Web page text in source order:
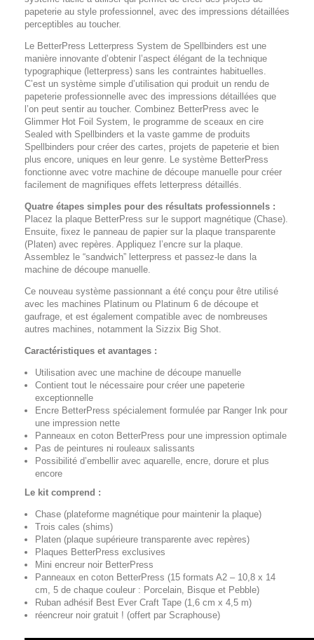
papeterie au style professionnel, avec des impressions détaillées
perceptibles au toucher.
Le BetterPress Letterpress System de Spellbinders est une
manière innovante d’obtenir l’aspect élégant de la technique
typographique (letterpress) sans les contraintes habituelles.
C’est un système simple d’utilisation qui produit un rendu de
papeterie professionnelle avec des impressions détaillées que
l’on peut sentir au toucher. Combinez BetterPress avec le
Glimmer Hot Foil System, le programme de sceaux en cire
Sealed with Spellbinders et la vaste gamme de produits
Spellbinders pour créer des cartes, projets de papeterie et bien
plus encore, uniques en leur genre. Le système BetterPress
fonctionne avec votre machine de découpe manuelle pour créer
facilement de magnifiques effets letterpress détaillés.
Quatre étapes simples pour des résultats professionnels :
Placez la plaque BetterPress sur le support magnétique (Chase).
Ensuite, fixez le panneau de papier sur la plaque transparente
(Platen) avec repères. Appliquez l’encre sur la plaque.
Assemblez le “sandwich” letterpress et passez-le dans la
machine de découpe manuelle.
Ce nouveau système passionnant a été conçu pour être utilisé
avec les machines Platinum ou Platinum 6 de découpe et
gaufrage, et est également compatible avec de nombreuses
autres machines, notamment la Sizzix Big Shot.
Caractéristiques et avantages :
Utilisation avec une machine de découpe manuelle
Contient tout le nécessaire pour créer une papeterie
exceptionnelle
Encre BetterPress spécialement formulée par Ranger Ink pour
une impression nette
Panneaux en coton BetterPress pour une impression optimale
Pas de peintures ni rouleaux salissants
Possibilité d’embellir avec aquarelle, encre, dorure et plus
encore
Le kit comprend :
Chase (plateforme magnétique pour maintenir la plaque)
Trois cales (shims)
Platen (plaque supérieure transparente avec repères)
Plaques BetterPress exclusives
Mini encreur noir BetterPress
Panneaux en coton BetterPress (15 formats A2 – 10,8 x 14
cm, 5 de chaque couleur : Porcelain, Bisque et Pebble)
Ruban adhésif Best Ever Craft Tape (1,6 cm x 4,5 m)
réencreur noir gratuit ! (offert par Scraphouse)